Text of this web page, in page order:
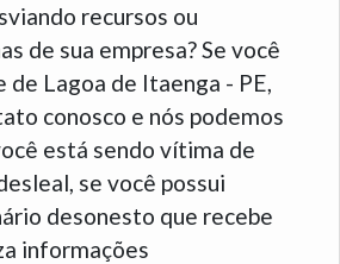
recursos ou
de sua empresa? Se você
de Lagoa de Itaenga - PE,
conosco e nós podemos
está sendo vítima de
se você possui
desonesto que recebe
informações